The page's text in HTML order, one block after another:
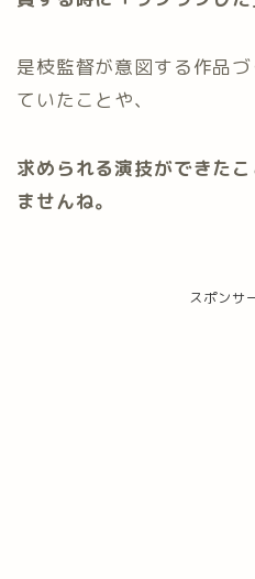
是枝監督が意図する作品
ていたことや、
求められる演技ができた
ませんね。
スポンサ